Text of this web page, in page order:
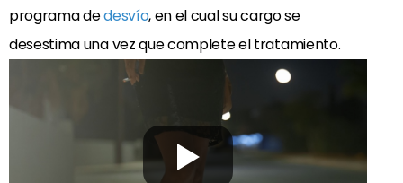
programa dedesvío, en el cual su cargo se
desestima una vez que complete el tratamiento.